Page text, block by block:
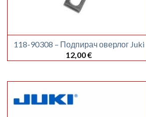
118-90308 – Подпирач оверлог Juki
12,00€